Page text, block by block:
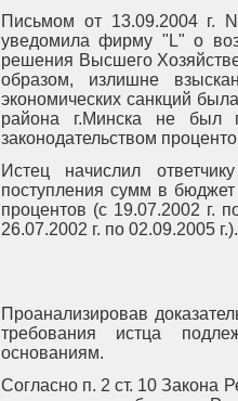
Письмом от 13.09.2004 г.
уведомила фирму "L" о
решения Высшего
образом, излишне
экономических санкций
района г.Минска не был
законодательством
Истец начислил
поступления сумм в
процентов (с 19.07.2002 г.
26.07.2002 г. по 02.09.2005 г.).
Проанализировав
требования истца
основаниям.
Согласно п. 2 ст. 10 Закона